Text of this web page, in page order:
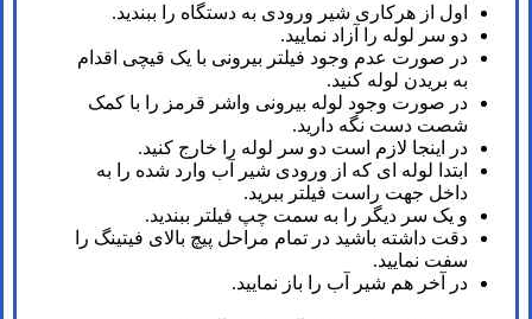
اول از هرکاری شیر ورودی به دستگاه را ببندید.
دو سر لوله را آزاد نمایید.
در صورت عدم وجود فیلتر بیرونی با یک قیچی اقدام
به بریدن لوله کنید.
در صورت وجود لوله بیرونی واشر قرمز را با کمک
شصت دست نگه دارید.
در اینجا لازم است دو سر لوله را خارج کنید.
ابتدا لوله ای که از ورودی شیر آب وارد شده را به
داخل جهت راست فیلتر ببرید.
و یک سر دیگر را به سمت چپ فیلتر ببندید.
دقت داشته باشید در تمام مراحل پیچ بالای فیتینگ را
سفت نمایید.
در آخر هم شیر آب را باز نمایید.